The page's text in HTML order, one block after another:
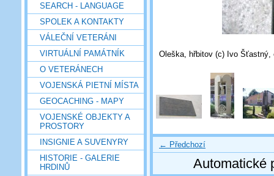
SEARCH - LANGUAGE
SPOLEK A KONTAKTY
VÁLEČNÍ VETERÁNI
VIRTUÁLNÍ PAMÁTNÍK
O VETERÁNECH
VOJENSKÁ PIETNÍ MÍSTA
GEOCACHING - MAPY
VOJENSKÉ OBJEKTY A
PROSTORY
INSIGNIE A SUVENYRY
HISTORIE - GALERIE
HRDINŮ
Oleška, hřbitov (c) Ivo Šťastný,
← Předchozí
Automatické